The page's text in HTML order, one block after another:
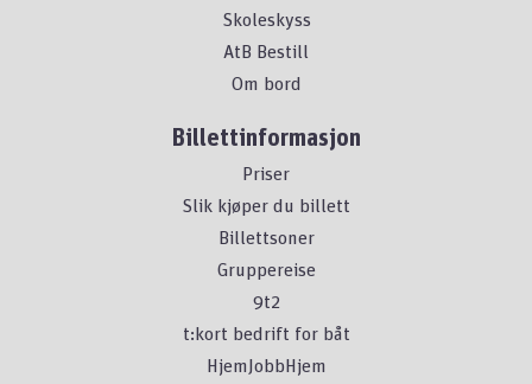
Skoleskyss
AtB Bestill
Om bord
Billettinformasjon
Priser
Slik kjøper du billett
Billettsoner
Gruppereise
9t2
t:kort bedrift for båt
HjemJobbHjem